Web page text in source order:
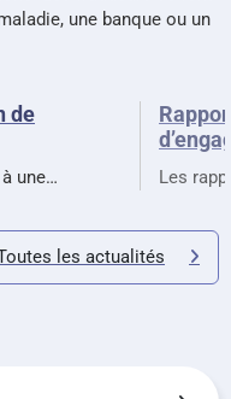
une banque ou un
de
une… Les
les actualités